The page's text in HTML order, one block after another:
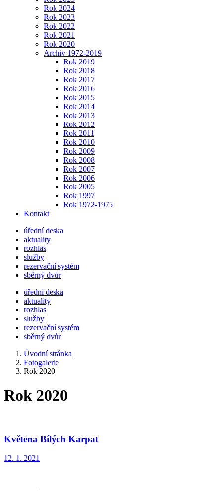
Rok 2024
Rok 2023
Rok 2022
Rok 2021
Rok 2020
Archiv 1972-2019
Rok 2019
Rok 2018
Rok 2017
Rok 2016
Rok 2015
Rok 2014
Rok 2013
Rok 2012
Rok 2011
Rok 2010
Rok 2009
Rok 2008
Rok 2007
Rok 2006
Rok 2005
Rok 1997
Rok 1972-1975
Kontakt
úřední deska
aktuality
rozhlas
služby
rezervační systém
sběrný dvůr
úřední deska
aktuality
rozhlas
služby
rezervační systém
sběrný dvůr
Úvodní stránka
Fotogalerie
Rok 2020
Rok 2020
Květena Bílých Karpat
12. 1. 2021